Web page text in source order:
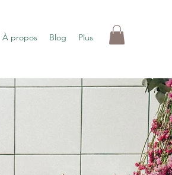
À propos Blog Plus